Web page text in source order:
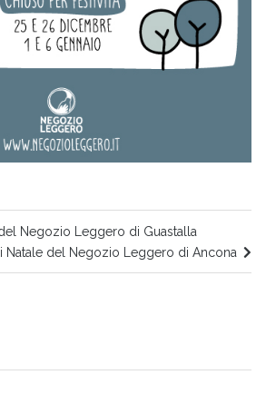
Negozio Leggero di Guastalla
Natale del Negozio Leggero di Ancona